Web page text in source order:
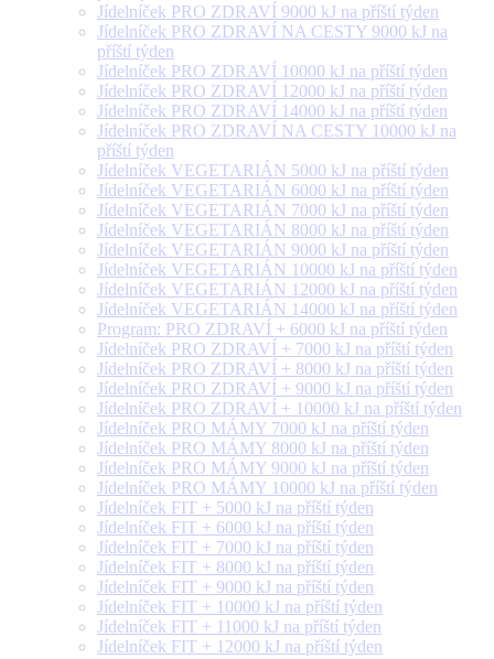
Jídelníček PRO ZDRAVÍ 9000 kJ na příští týden
Jídelníček PRO ZDRAVÍ NA CESTY 9000 kJ na
příští týden
Jídelníček PRO ZDRAVÍ 10000 kJ na příští týden
Jídelníček PRO ZDRAVÍ 12000 kJ na příští týden
Jídelníček PRO ZDRAVÍ 14000 kJ na příští týden
Jídelníček PRO ZDRAVÍ NA CESTY 10000 kJ na
příští týden
Jídelníček VEGETARIÁN 5000 kJ na příští týden
Jídelníček VEGETARIÁN 6000 kJ na příští týden
Jídelníček VEGETARIÁN 7000 kJ na příští týden
Jídelníček VEGETARIÁN 8000 kJ na příští týden
Jídelníček VEGETARIÁN 9000 kJ na příští týden
Jídelníček VEGETARIÁN 10000 kJ na příští týden
Jídelníček VEGETARIÁN 12000 kJ na příští týden
Jídelníček VEGETARIÁN 14000 kJ na příští týden
Program: PRO ZDRAVÍ + 6000 kJ na příští týden
Jídelníček PRO ZDRAVÍ + 7000 kJ na příští týden
Jídelníček PRO ZDRAVÍ + 8000 kJ na příští týden
Jídelníček PRO ZDRAVÍ + 9000 kJ na příští týden
Jídelníček PRO ZDRAVÍ + 10000 kJ na příští týden
Jídelníček PRO MÁMY 7000 kJ na příští týden
Jídelníček PRO MÁMY 8000 kJ na příští týden
Jídelníček PRO MÁMY 9000 kJ na příští týden
Jídelníček PRO MÁMY 10000 kJ na příští týden
Jídelníček FIT + 5000 kJ na příští týden
Jídelníček FIT + 6000 kJ na příští týden
Jídelníček FIT + 7000 kJ na příští týden
Jídelníček FIT + 8000 kJ na příští týden
Jídelníček FIT + 9000 kJ na příští týden
Jídelníček FIT + 10000 kJ na příští týden
Jídelníček FIT + 11000 kJ na příští týden
Jídelníček FIT + 12000 kJ na příští týden